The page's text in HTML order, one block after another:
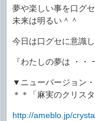
夢や楽しい事を口グ
未来は明るい＾＾
今日は口グセに意識
『わたしの夢は ・・
▼ニューバージョン
＊＊「麻実のクリス
http://ameblo.jp/